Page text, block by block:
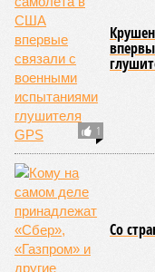
процветая
миокарда (среднего
(клетки головного
мутациям: если их
утрачена,
перестают
что, разумеется,
называют эти типы
ограничения
Причина ясна,
Получается, что
переваривать
ежедневной основе,